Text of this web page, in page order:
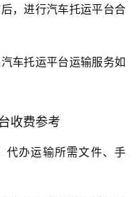
，进行汽车托运平台合
车托运平台运输服务如
收费参考
代办运输所需文件、手